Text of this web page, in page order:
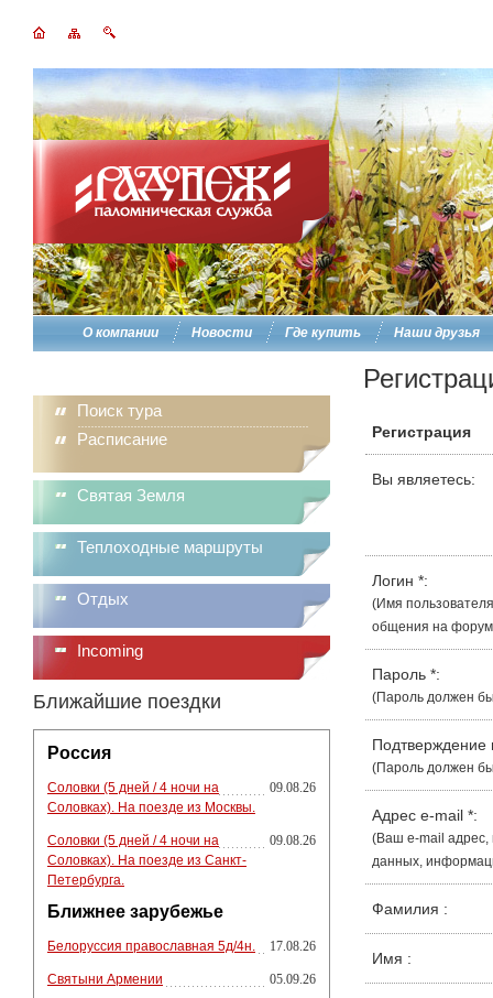
О компании Новости Где купить Наши друзья
Поиск тура
Расписание
Святая Земля
Теплоходные маршруты
Отдых
Incoming
Ближайшие поездки
Россия
Соловки (5 дней / 4 ночи на
Соловках). На поезде из Москвы.
09.08.26
Соловки (5 дней / 4 ночи на
Соловках). На поезде из Санкт-
Петербурга.
09.08.26
Ближнее зарубежье
Белоруссия православная 5д/4н. 17.08.26
Святыни Армении 05.09.26
Регистрация
Вы являетесь:
Логин *:
(Имя
общения на
Пароль *:
(Пароль должен
(Пароль должен
Адрес e-mail *:
(Ваш e-mail адрес,
данных,
Фамилия :
Имя :